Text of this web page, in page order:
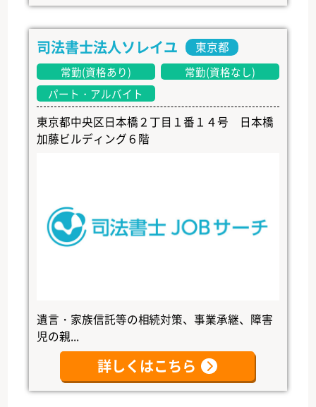
司法書士法人ソレイユ 東京都
常勤(資格あり)
常勤(資格なし)
パート・アルバイト
東京都中央区日本橋２丁目１番１４号 日本橋
加藤ビルディング６階
遺言・家族信託等の相続対策、事業承継、障害
児の親...
詳しくはこちら